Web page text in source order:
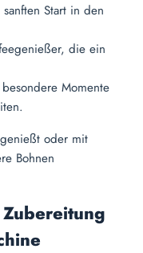
Start in den
die ein
Momente
oder mit
Bohnen